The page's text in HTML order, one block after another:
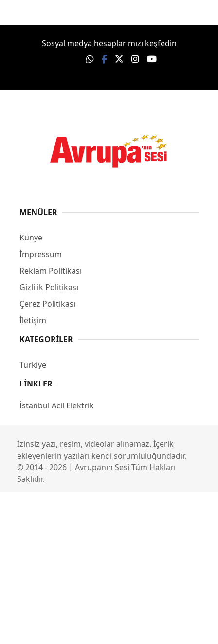
Sosyal medya hesaplarımızı keşfedin
MENÜLER
Künye
İmpressum
Reklam Politikası
Gizlilik Politikası
Çerez Politikası
İletişim
KATEGORILER
Türkiye
LINKLER
İstanbul Acil Elektrik
İzinsiz yazı, resim, videolar alınamaz. İçerik
ekleyenlerin yazıları kendi sorumluluğundadır.
© 2014 - 2026 | Avrupanın Sesi Tüm Hakları
Saklıdır.